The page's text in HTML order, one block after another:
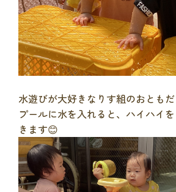
水遊びが大好きなりす組のおともだ
プールに水を入れると、ハイハイ
きます😊